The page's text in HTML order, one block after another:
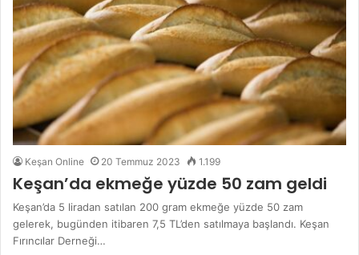
Keşan Online 20 Temmuz 2023 1.199
Keşan’da ekmeğe yüzde 50 zam geldi
Keşan’da 5 liradan satılan 200 gram ekmeğe yüzde 50 zam
gelerek, bugünden itibaren 7,5 TL’den satılmaya başlandı. Keşan
Fırıncılar Derneği…